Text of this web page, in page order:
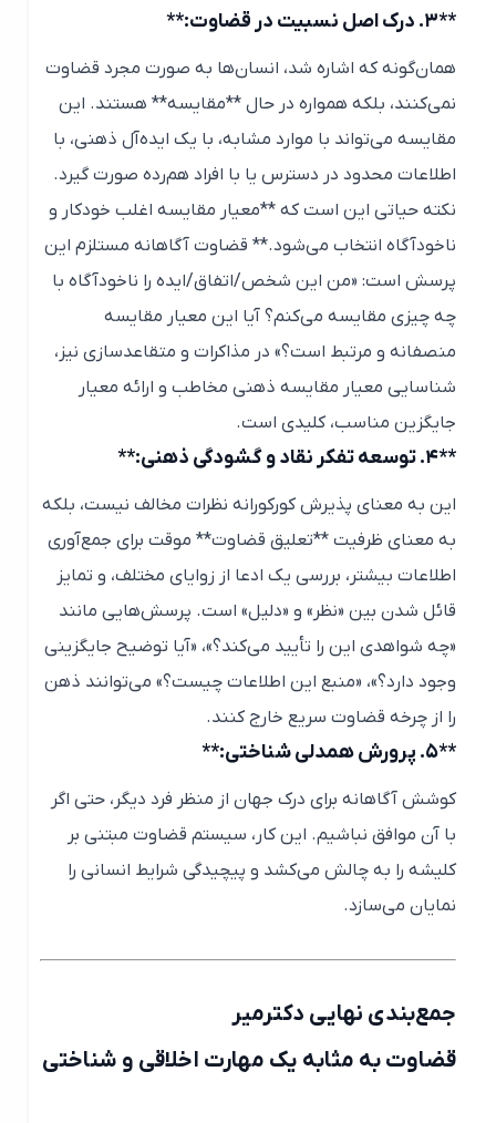
همان‌گونه که اشاره شد، انسان‌ها به صورت مجرد قضاوت
نمی‌کنند، بلکه همواره در حال **مقایسه** هستند. این
مقایسه می‌تواند با موارد مشابه، با یک ایده‌آل ذهنی، با
اطلاعات محدود در دسترس یا با افراد هم‌رده صورت گیرد.
نکته حیاتی این است که **معیار مقایسه اغلب خودکار و
ناخودآگاه انتخاب می‌شود.** قضاوت آگاهانه مستلزم این
پرسش است: «من این شخص/اتفاق/ایده را ناخودآگاه با
چه چیزی مقایسه می‌کنم؟ آیا این معیار مقایسه
منصفانه و مرتبط است؟» در مذاکرات و متقاعدسازی نیز،
شناسایی معیار مقایسه ذهنی مخاطب و ارائه معیار
جایگزین مناسب، کلیدی است.
این به معنای پذیرش کورکورانه نظرات مخالف نیست، بلکه
به معنای ظرفیت **تعلیق قضاوت** موقت برای جمع‌آوری
اطلاعات بیشتر، بررسی یک ادعا از زوایای مختلف، و تمایز
قائل شدن بین «نظر» و «دلیل» است. پرسش‌هایی مانند
«چه شواهدی این را تأیید می‌کند؟»، «آیا توضیح جایگزینی
وجود دارد؟»، «منبع این اطلاعات چیست؟» می‌توانند ذهن
را از چرخه قضاوت سریع خارج کنند.
کوشش آگاهانه برای درک جهان از منظر فرد دیگر، حتی اگر
با آن موافق نباشیم. این کار، سیستم قضاوت مبتنی بر
کلیشه را به چالش می‌کشد و پیچیدگی شرایط انسانی را
نمایان می‌سازد.
جمع‌بندی نهایی دکترمیر
قضاوت به مثابه یک مهارت اخلاقی و شناختی